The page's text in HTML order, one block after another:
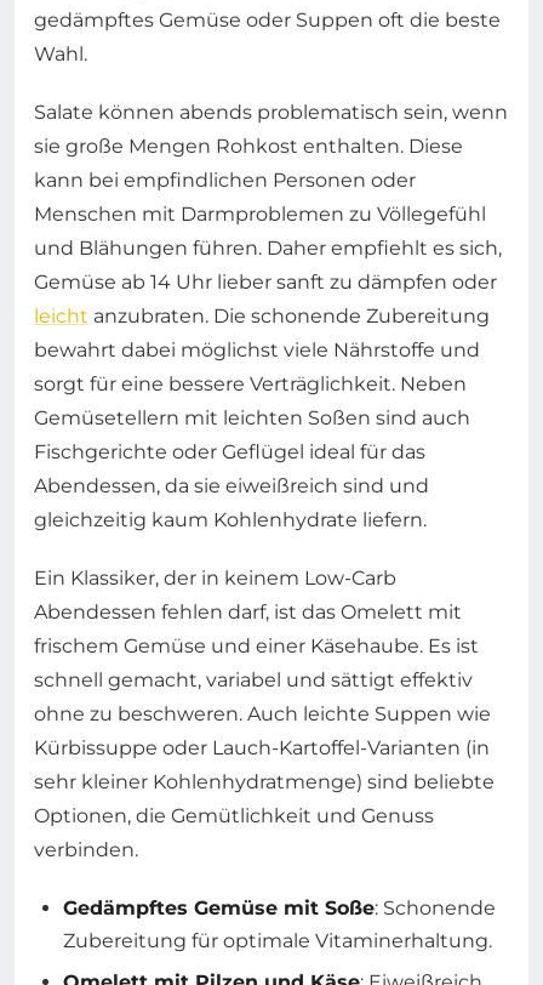
gedämpftes Gemüse oder Suppen oft die beste
Wahl.
Salate können abends problematisch sein, wenn
sie große Mengen Rohkost enthalten. Diese
kann bei empfindlichen Personen oder
Menschen mit Darmproblemen zu Völlegefühl
und Blähungen führen. Daher empfiehlt es sich,
Gemüse ab 14 Uhr lieber sanft zu dämpfen oder
leicht anzubraten. Die schonende Zubereitung
bewahrt dabei möglichst viele Nährstoffe und
sorgt für eine bessere Verträglichkeit. Neben
Gemüsetellern mit leichten Soßen sind auch
Fischgerichte oder Geflügel ideal für das
Abendessen, da sie eiweißreich sind und
gleichzeitig kaum Kohlenhydrate liefern.
Ein Klassiker, der in keinem Low-Carb
Abendessen fehlen darf, ist das Omelett mit
frischem Gemüse und einer Käsehaube. Es ist
schnell gemacht, variabel und sättigt effektiv
ohne zu beschweren. Auch leichte Suppen wie
Kürbissuppe oder Lauch-Kartoffel-Varianten (in
sehr kleiner Kohlenhydratmenge) sind beliebte
Optionen, die Gemütlichkeit und Genuss
verbinden.
Gedämpftes Gemüse mit Soße: Schonende
Zubereitung für optimale Vitaminerhaltung.